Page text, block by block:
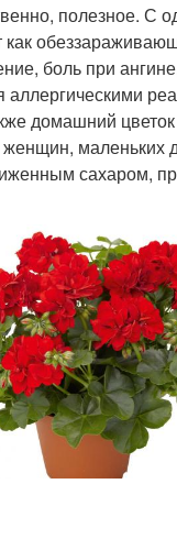
полезное. С
как
боль при
домашний
маленьких
сахаром,